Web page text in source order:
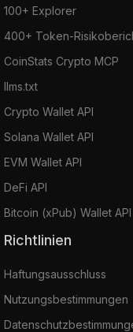
100+ Explorer
400+ Token-
CoinStats Crypto MCP
llms.txt
Crypto Wallet API
Solana Wallet API
EVM Wallet API
DeFi API
Bitcoin (xPub) Wallet API
Richtlinien
Haftungsausschluss
Nutzungsbestimmungen